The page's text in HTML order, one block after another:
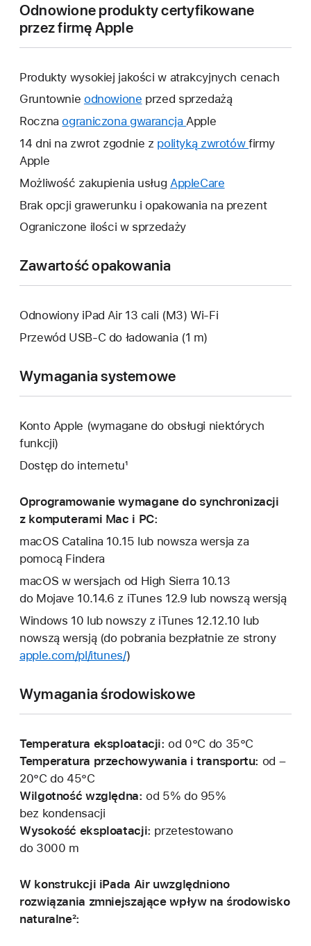
Odnowione produkty certyfikowane
przez firmę Apple
Produkty wysokiej jakości w atrakcyjnych cenach
Gruntownie odnowione przed sprzedażą
Rocznaograniczona gwarancjaTo
łącze
okno.
Apple
14 dni na zwrot zgodnie z polityką zwrotów To
okno.
firmy
Apple
Możliwość zakupienia usług AppleCare
łącze
Brak opcji grawerunku i opakowania na prezent
Ograniczone ilości w sprzedaży
Zawartość opakowania
Odnowiony iPad Air 13 cali (M3) Wi‑Fi
Przewód USB‑C do ładowania (1 m)
Wymagania systemowe
Konto Apple (wymagane do obsługi niektórych
funkcji)
Dostęp do internetu¹
Oprogramowanie wymagane do synchronizacji
z komputerami Mac i PC:
macOS Catalina 10.15 lub nowsza wersja za
pomocą Findera
macOS w wersjach od High Sierra 10.13
do Mojave 10.14.6 z iTunes 12.9 lub nowszą wersją
Windows 10 lub nowszy z iTunes 12.12.10 lub
nowszą wersją (do pobrania bezpłatnie ze strony
apple.com/pl/itunes/)
Wymagania środowiskowe
Temperatura eksploatacji: od 0°C do 35°C
Temperatura przechowywania i transportu: od –
20°C do 45°C
Wilgotność względna: od 5% do 95%
bez kondensacji
Wysokość eksploatacji: przetestowano
do 3000 m
W konstrukcji iPada Air uwzględniono
rozwiązania zmniejszające wpływ na środowisko
naturalne²: